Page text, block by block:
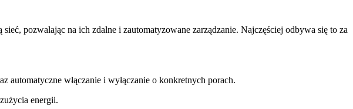
pozwalając na ich zdalne i zautomatyzowane zarządzanie. Najczęściej odbywa się to za
automatyczne włączanie i wyłączanie o konkretnych porach.
energii.